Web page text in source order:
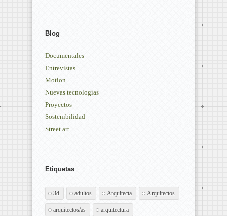
Blog
Documentales
Entrevistas
Motion
Nuevas tecnologías
Proyectos
Sostenibilidad
Street art
Etiquetas
3d adultos Arquitecta Arquitectos
arquitectos/as arquitectura